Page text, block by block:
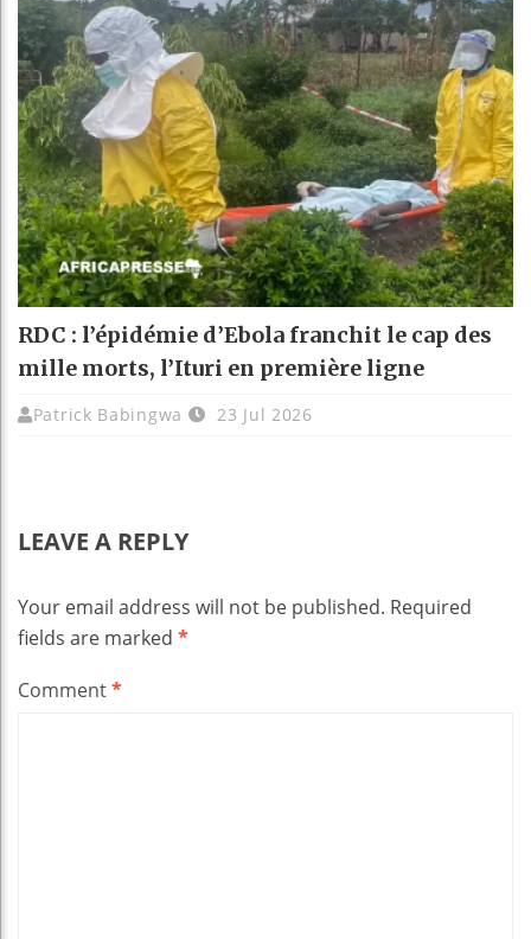
RDC : l’épidémie d’Ebola franchit le cap des
mille morts, l’Ituri en première ligne
Patrick Babingwa 23 Jul 2026
LEAVE A REPLY
Your email address will not be published. Required
fields are marked *
Comment*